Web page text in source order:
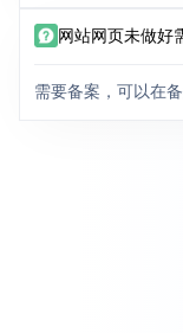
网站网页未做好
需要备案，可以在